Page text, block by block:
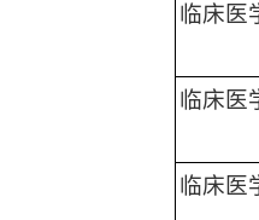
临床医
临床医
临床医